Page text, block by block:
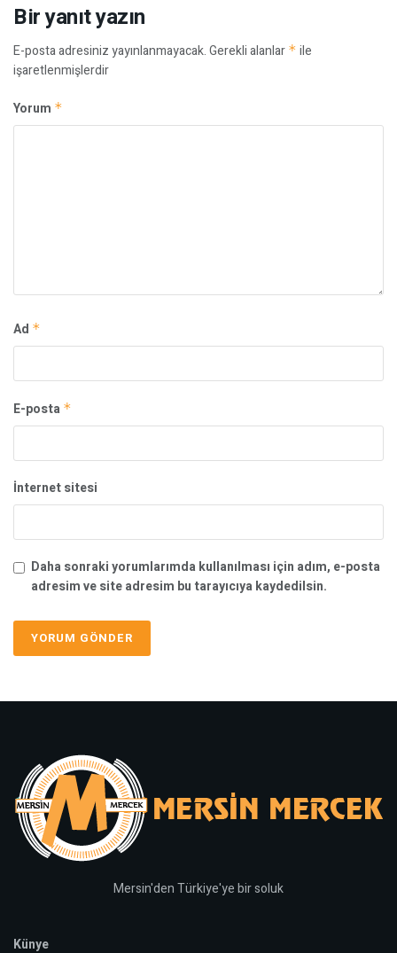
Bir yanıt yazın
E-posta adresiniz yayınlanmayacak.Gerekli alanlar * ile
işaretlenmişlerdir
Yorum *
Ad *
E-posta *
İnternet sitesi
Daha sonraki yorumlarımda kullanılması için adım, e-posta
adresim ve site adresim bu tarayıcıya kaydedilsin.
Mersin'den Türkiye'ye bir soluk
Künye